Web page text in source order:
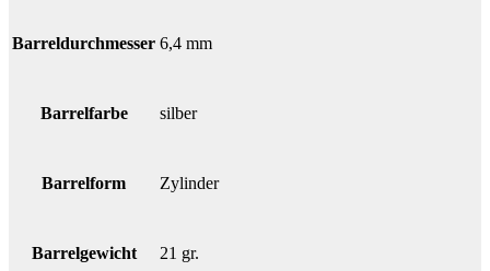
Barreldurchmesser 6,4 mm
Barrelfarbe silber
Barrelform Zylinder
Barrelgewicht 21 gr.